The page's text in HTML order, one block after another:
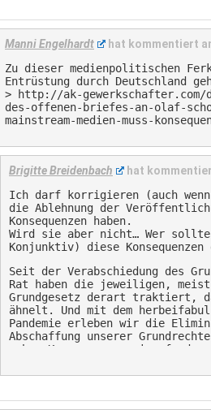
Manni Engelhardt hat kommentiert
Zu dieser medienpolitischen
Entrüstung durch Deutschland
>
http://ak-
des-offenen-briefes-an-olaf-
mainstream-medien-muss-
Brigitte Breidenbach hat
Ich darf korrigieren (auch
die Ablehnung der
Konsequenzen haben.
Wird sie aber nicht… Wer
Konjunktiv) diese
Seit der Verabschiedung des
Rat haben die jeweiligen,
Grundgesetz derart traktiert,
ähnelt. Und mit dem
Pandemie erleben wir die
Abschaffung unserer
mehr, Konsequenzen